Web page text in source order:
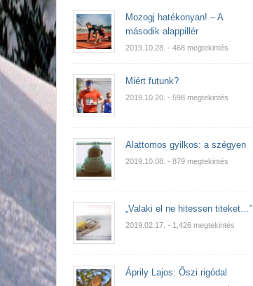
Mozogj hatékonyan! – A
második alappillér
2019.10.28. - 468 megtekintés
Miért futunk?
2019.10.20. - 598 megtekintés
Alattomos gyilkos: a szégyen
2019.10.08. - 879 megtekintés
„Valaki el ne hitessen titeket…”
2019.02.17. - 1,426 megtekintés
Áprily Lajos: Őszi rigódal